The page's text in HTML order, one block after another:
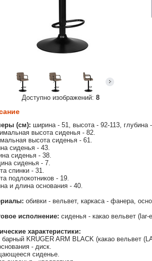
Доступно изображений: 8
(см): ширина - 51, высота - 92-113, глубина
высота сиденья - 82.
высота сиденья - 61.
сиденья - 43.
сиденья - 38.
сиденья - 7.
спинки - 31.
подлокотников - 19.
и длина основания - 40.
обивки - вельвет, каркаса - фанера,
исполнение: сиденья - какао вельвет
характеристики:
KRUGER ARM BLACK (какао вельвет
- диск.
сиденье.